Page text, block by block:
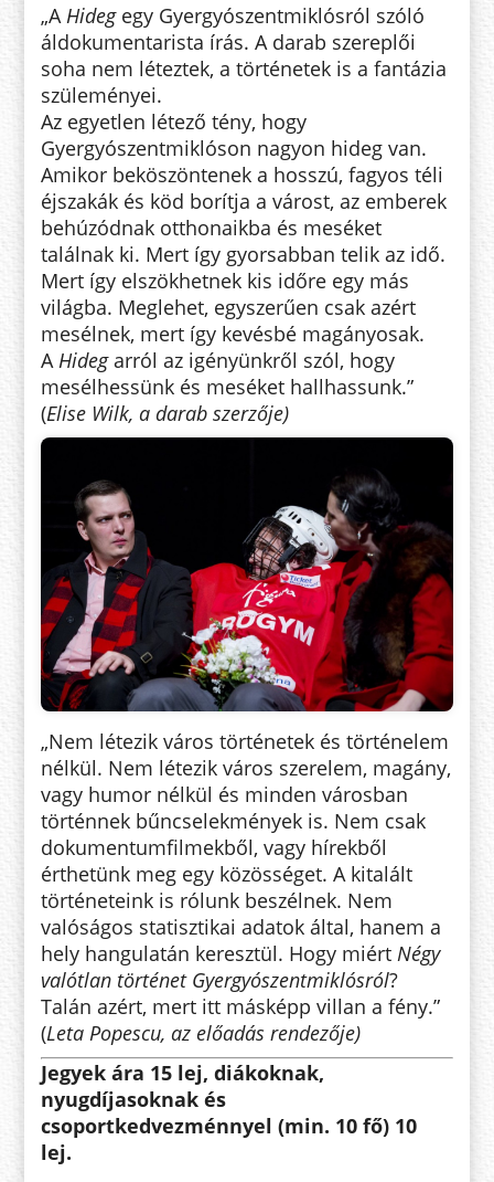
„A Hidegegy Gyergyószentmiklósról szóló
áldokumentarista írás. A darab szereplői
soha nem léteztek, a történetek is a fantázia
szüleményei.
Az egyetlen létező tény, hogy
Gyergyószentmiklóson nagyon hideg van.
Amikor beköszöntenek a hosszú, fagyos téli
éjszakák és köd borítja a várost, az emberek
behúzódnak otthonaikba és meséket
találnak ki. Mert így gyorsabban telik az idő.
Mert így elszökhetnek kis időre egy más
világba. Meglehet, egyszerűen csak azért
mesélnek, mert így kevésbé magányosak.
A Hidegarról az igényünkről szól, hogy
mesélhessünk és meséket hallhassunk.”
(Elise Wilk, a darab szerzője)
„Nem létezik város történetek és történelem
nélkül. Nem létezik város szerelem, magány,
vagy humor nélkül és minden városban
történnek bűncselekmények is. Nem csak
dokumentumfilmekből, vagy hírekből
érthetünk meg egy közösséget. A kitalált
történeteink is rólunk beszélnek. Nem
valóságos statisztikai adatok által, hanem a
hely hangulatán keresztül. Hogy miértNégy
valótlan történet Gyergyószentmiklósról?
Talán azért, mert itt másképp villan a fény.”
(Leta Popescu, az előadás rendezője)
Jegyek ára 15 lej, diákoknak,
nyugdíjasoknak és
csoportkedvezménnyel (min. 10 fő) 10
lej.